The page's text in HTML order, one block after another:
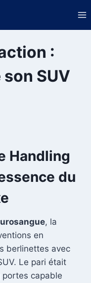
:
SUV
Handling
du
, la
en
berlinettes avec
Le pari était
portes capable